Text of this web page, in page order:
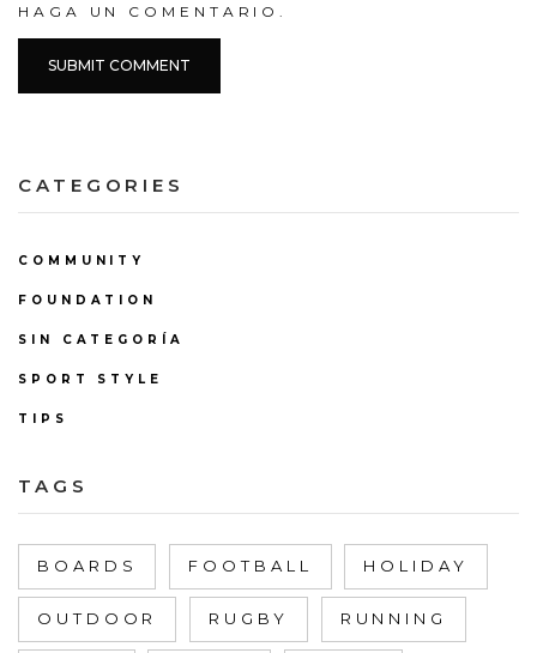
HAGA UN COMENTARIO.
CATEGORIES
COMMUNITY
FOUNDATION
SIN CATEGORÍA
SPORT STYLE
TIPS
TAGS
BOARDS FOOTBALL HOLIDAY
OUTDOOR RUGBY RUNNING